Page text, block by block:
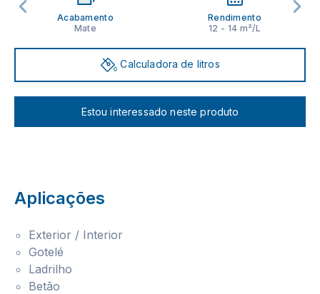
Acabamento
Mate
Rendimento
12 - 14 m²/L
Calculadora de litros
Estou interessado neste produto
Aplicações
Exterior / Interior
Gotelé
Ladrilho
Betão